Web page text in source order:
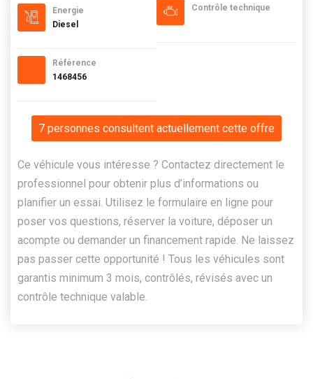
Energie
Diesel
Référence
1468456
Contrôle technique
7 personnes consultent actuellement cette offre
Ce véhicule vous intéresse ? Contactez directement le
professionnel pour obtenir plus d’informations ou
planifier un essai. Utilisez le formulaire en ligne pour
poser vos questions, réserver la voiture, déposer un
acompte ou demander un financement rapide. Ne laissez
pas passer cette opportunité ! Tous les véhicules sont
garantis minimum 3 mois, contrôlés, révisés avec un
contrôle technique valable.